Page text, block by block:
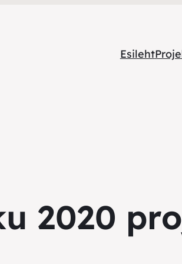
Esileht
2020